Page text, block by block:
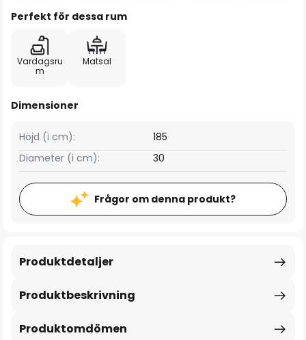
Perfekt för dessa rum
Vardagsru
m
Matsal
Dimensioner
Höjd (i cm):
185
Diameter (i cm):
30
Frågor om denna produkt?
Produktbeskrivning
Produktdetaljer
Produktomdömen